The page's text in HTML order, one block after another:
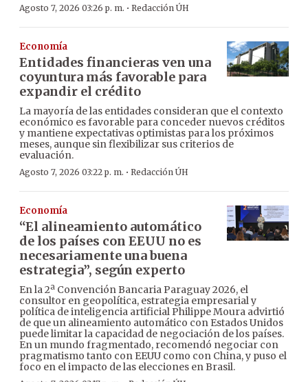
Agosto 7, 2026 03:26 p. m. · Redacción ÚH
Economía
Entidades financieras ven una
coyuntura más favorable para
expandir el crédito
La mayoría de las entidades consideran que el contexto
económico es favorable para conceder nuevos créditos
y mantiene expectativas optimistas para los próximos
meses, aunque sin flexibilizar sus criterios de
evaluación.
Agosto 7, 2026 03:22 p. m. · Redacción ÚH
Economía
“El alineamiento automático
de los países con EEUU no es
necesariamente una buena
estrategia”, según experto
En la 2ª Convención Bancaria Paraguay 2026, el
consultor en geopolítica, estrategia empresarial y
política de inteligencia artificial Philippe Moura advirtió
de que un alineamiento automático con Estados Unidos
puede limitar la capacidad de negociación de los países.
En un mundo fragmentado, recomendó negociar con
pragmatismo tanto con EEUU como con China, y puso el
foco en el impacto de las elecciones en Brasil.